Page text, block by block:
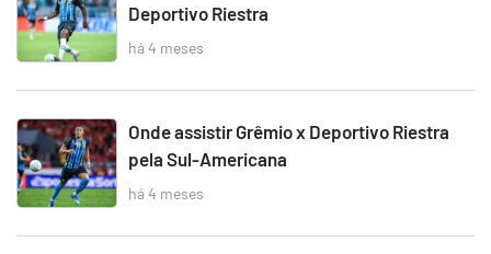
Deportivo Riestra
há 4 meses
Onde assistir Grêmio x Deportivo Riestra
pela Sul-Americana
há 4 meses